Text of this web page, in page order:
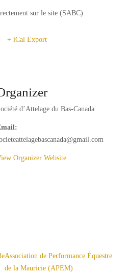
sur le site (SABC)
+ iCal Export
d’Attelage du Bas-Canada
Organizer Website
Association de Performance Équestre
de la Mauricie (APEM)